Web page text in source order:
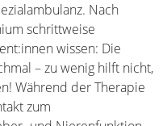
Nach
schrittweise
wissen: Die
– zu wenig hilft nicht,
Während der Therapie
zum